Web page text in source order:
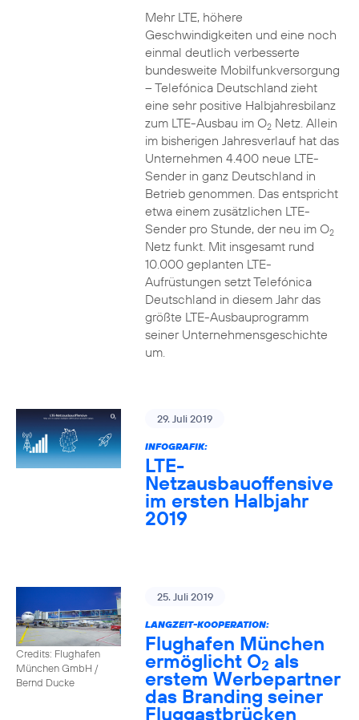
Mehr LTE, höhere
Geschwindigkeiten und eine noch
einmal deutlich verbesserte
bundesweite Mobilfunkversorgung
– Telefónica Deutschland zieht
eine sehr positive Halbjahresbilanz
zum LTE-Ausbau im O2Netz. Allein
im bisherigen Jahresverlauf hat das
Unternehmen 4.400 neue LTE-
Sender in ganz Deutschland in
Betrieb genommen. Das entspricht
etwa einem zusätzlichen LTE-
Sender pro Stunde, der neu im O2
Netz funkt. Mit insgesamt rund
10.000 geplanten LTE-
Aufrüstungen setzt Telefónica
Deutschland in diesem Jahr das
größte LTE-Ausbauprogramm
seiner Unternehmensgeschichte
um.
29. Juli 2019
INFOGRAFIK:
LTE-
Netzausbauoffensive
im ersten Halbjahr
2019
Credits: Flughafen
München GmbH /
Bernd Ducke
25. Juli 2019
LANGZEIT-KOOPERATION:
Flughafen München
ermöglicht O2 als
erstem Werbepartner
das Branding seiner
Fluggastbrücken